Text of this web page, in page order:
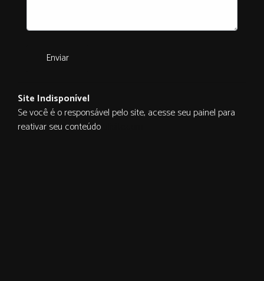
Enviar
Site Indisponível
Se você é o responsável pelo site, acesse seu painel para
reativar seu conteúdo